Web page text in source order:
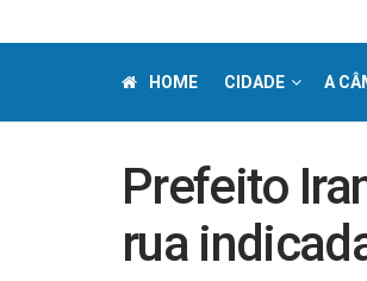
HOME CIDADE A
Prefeito
rua